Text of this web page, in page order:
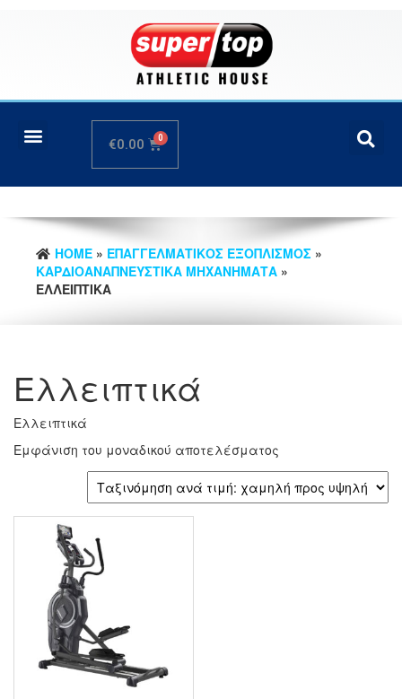
€0.00
HOME » ΕΠΑΓΓΕΛΜΑΤΙΚΟΣ ΕΞΟΠΛΙΣΜΟΣ »
ΚΑΡΔΙΟΑΝΑΠΝΕΥΣΤΙΚΑ ΜΗΧΑΝΗΜΑΤΑ »
ΕΛΛΕΙΠΤΙΚΆ
Ελλειπτικά
Ελλειπτικά
Εμφάνιση του μοναδικού αποτελέσματος